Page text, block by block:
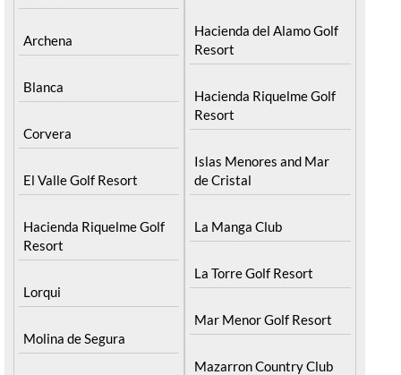
Archena
Blanca
Corvera
El Valle Golf Resort
Hacienda Riquelme Golf
Resort
Lorqui
Molina de Segura
Hacienda del Alamo Golf
Resort
Hacienda Riquelme Golf
Resort
Islas Menores and Mar
de Cristal
La Manga Club
La Torre Golf Resort
Mar Menor Golf Resort
Mazarron Country Club